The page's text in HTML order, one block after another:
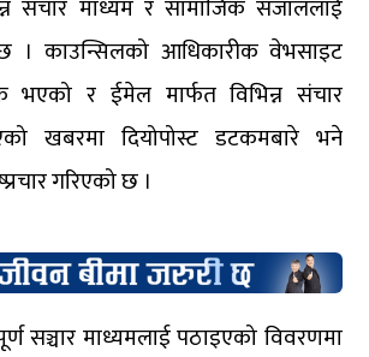
संचार माध्यम र सामाजिक संजाललाई
। काउन्सिलको आधिकारीक वेभसाइट
भएको र ईमेल मार्फत विभिन्न संचार
खबरमा दियोपोस्ट डटकमबारे भने
गरिएको छ ।
सञ्चार माध्यमलाई पठाइएको विवरणमा